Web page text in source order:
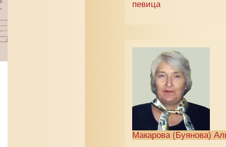
певица
Макарова (Буянова)